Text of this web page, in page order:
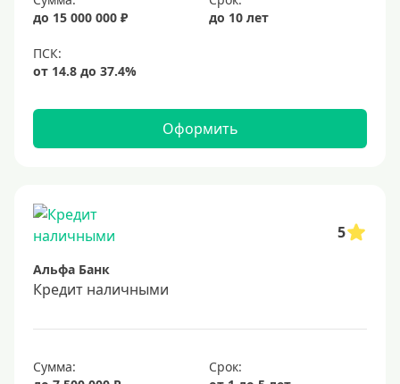
Месяц
2 месяца
3 месяца
6 месяцев
Ставка
4%
6%
7%
до 15 000 000 ₽
до 10 лет
Оформить
5
Альфа Банк
Кредит наличными
Сумма:
Срок: